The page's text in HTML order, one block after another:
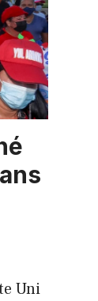
Uni